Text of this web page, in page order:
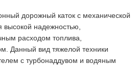
дорожный каток с механической
высокой надежностью,
расходом топлива,
Данный вид тяжелой техники
с турбонаддувом и водяным